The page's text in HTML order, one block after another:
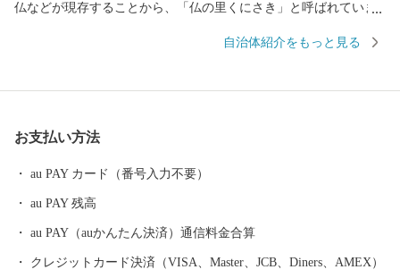
仏などが現存することから、「仏の里くにさき」と呼ばれていま
生み出す、豊富な食材！海の幸・山の幸、あらゆる旬の幸を日々
す。また大阪・名古屋・ソウルとの定期便があります。
自治体紹介をもっと見る
お支払い方法
au PAY カード（番号入力不要）
au PAY 残高
au PAY（auかんたん決済）通信料金合算
クレジットカード決済（VISA、Master、JCB、Diners、AMEX）